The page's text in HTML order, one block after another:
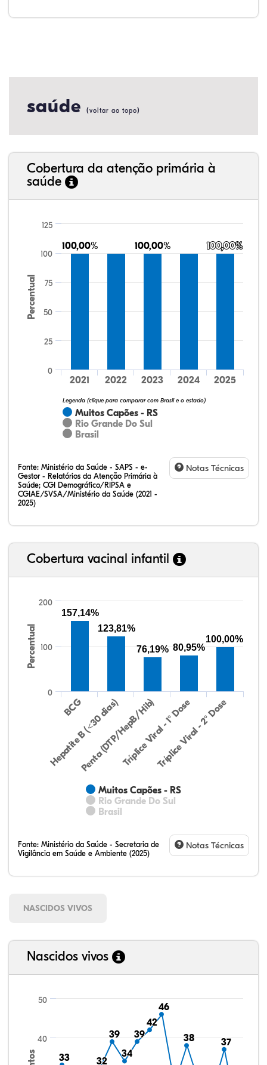
saúde (voltar ao topo)
Cobertura da atenção primária à
saúde
Percentual
100,00%
100,00% 100,00%
100,00% 100,00%
100,00%
Muitos Capões - RS
Rio Grande Do Sul
Brasil
Legenda (clique para comparar com Brasil e o estado)
2021 2022 2023 2024 2025
0
25
50
75
100
125
Fonte: Ministério da Saúde - SAPS - e-
Gestor - Relatórios da Atenção Primária à
Saúde; CGI Demográfico/RIPSA e
CGIAE/SVSA/Ministério da Saúde (2021 -
2025)
Notas Técnicas
Cobertura vacinal infantil
Percentual
Muitos Capões - RS
Rio Grande Do Sul
Brasil
BCG
Hepatite B (<30 dias)
Penta (DTP/HepB/Hib)Tríplice Viral - 1° Dose
Tríplice Viral - 2° Dose
0
100
200
157,14%
123,81%
76,19% 80,95%
100,00%
Fonte: Ministério da Saúde - Secretaria de
Vigilância em Saúde e Ambiente (2025)
Notas Técnicas
NASCIDOS VIVOS
Nascidos vivos
33
33 32
32
39
39
34
34
39
39
42
42
46
46
38
38 37
37
40
50
64,15%
20,75%
0,00%
13,21%
1,89%
0,00%
32,28%
12,07%
0,23%
51,73%
2,94%
0,75%